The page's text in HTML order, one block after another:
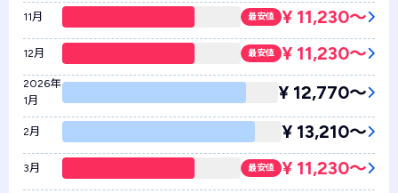
11月 最安値 ¥ 11,230〜
12月 最安値 ¥ 11,230〜
2026年
1月
¥ 12,770〜
2月 ¥ 13,210〜
3月 最安値 ¥ 11,230〜